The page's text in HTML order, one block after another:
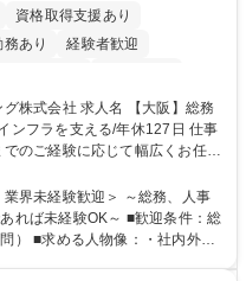
資格取得支援あり
あり
経験者歓迎
寮・社宅あり 食事補助あり
【大阪】総務
フラを支える/年休127日 仕事
のご経験に応じて幅広くお任せ
本的には事務所勤務ですが、
外への日帰り・宿泊を伴う国内
、お互いに助け合いながら、総
界未経験歓迎＞ ～総務、人事
れば未経験OK～ ■歓迎条件：総
内外の